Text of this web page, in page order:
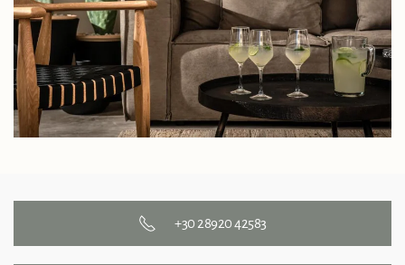
+30 28920 42583